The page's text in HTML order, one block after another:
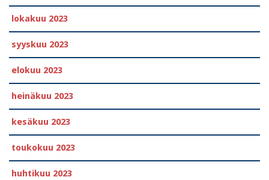
lokakuu 2023
syyskuu 2023
elokuu 2023
heinäkuu 2023
kesäkuu 2023
toukokuu 2023
huhtikuu 2023